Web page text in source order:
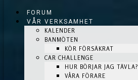
FORUM
VÅR VERKSAMHET
KALENDER
BANMÖTEN
KÖR FÖRSÄKRAT
CAR CHALLENGE
HUR BÖRJAR JAG TÄVLA?
VÅRA FÖRARE